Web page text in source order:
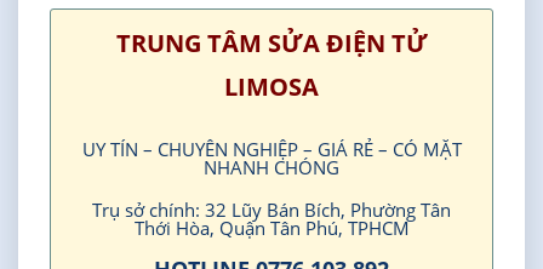
TRUNG TÂM SỬA ĐIỆN TỬ
LIMOSA
UY TÍN – CHUYÊN NGHIỆP – GIÁ RẺ – CÓ MẶT
NHANH CHÓNG
Trụ sở chính: 32 Lũy Bán Bích, Phường Tân
Thới Hòa, Quận Tân Phú, TPHCM